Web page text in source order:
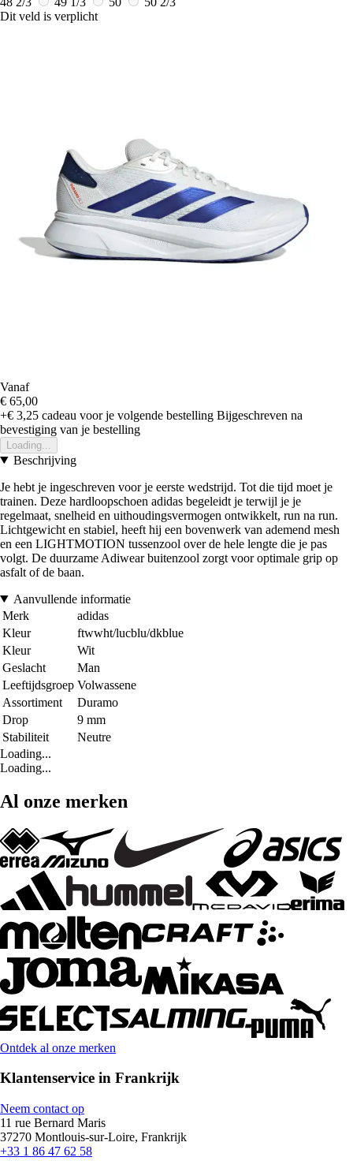
Dit veld is verplicht
Vanaf
€ 65,00
+€ 3,25 cadeau voor je volgende bestelling Bijgeschreven na
bevestiging van je bestelling
Loading...
Beschrijving
Je hebt je ingeschreven voor je eerste wedstrijd. Tot die tijd moet je
trainen. Deze hardloopschoen adidas begeleidt je terwijl je je
regelmaat, snelheid en uithoudingsvermogen ontwikkelt, run na run.
Lichtgewicht en stabiel, heeft hij een bovenwerk van ademend mesh
en een LIGHTMOTION tussenzool over de hele lengte die je pas
volgt. De duurzame Adiwear buitenzool zorgt voor optimale grip op
asfalt of de baan.
Aanvullende informatie
Merk
adidas
Kleur
ftwwht/lucblu/dkblue
Kleur
Wit
Geslacht
Man
Leeftijdsgroep Volwassene
Assortiment
Duramo
Drop
9 mm
Stabiliteit
Neutre
Loading...
Loading...
Al onze merken
Ontdek al onze merken
Klantenservice in Frankrijk
Neem contact op
11 rue Bernard Maris
37270 Montlouis-sur-Loire, Frankrijk
+33 1 86 47 62 58